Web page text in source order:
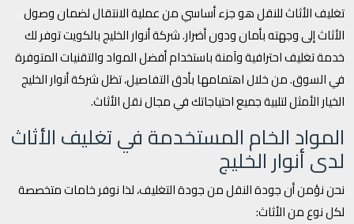
تغليف الأثاث للنقل هو جزء أساسي من عملية الانتقال لضمان وصول
الأثاث إلى وجهته بأمان ودون أضرار. شركة أنوار الخليج بالكويت توفر لك
خدمة تغليف احترافية وآمنة باستخدام أفضل المواد والتقنيات المتوفرة
في السوق. من خلال اهتمامها بأدق التفاصيل، تظل شركة أنوار الخليج
الخيار الأمثل لتلبية جميع احتياجاتك في مجال نقل الأثاث.
المواد الخام المستخدمة في تغليف الأثاث
لدى أنوار الخليج
نحن نؤمن أن جودة النقل من جودة التغليف، لذا نوفر خامات متخصصة
لكل نوع من الأثاث: